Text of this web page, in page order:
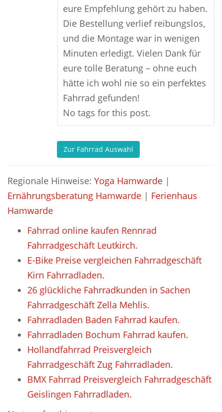
eure Empfehlung gehört zu haben.
Die Bestellung verlief reibungslos,
und die Montage war in wenigen
Minuten erledigt. Vielen Dank für
eure tolle Beratung – ohne euch
hätte ich wohl nie so ein perfektes
Fahrrad gefunden!
No tags for this post.
Zur Fahrrad Auswahl
Regionale Hinweise: Yoga Hamwarde |
Ernährungsberatung Hamwarde | Ferienhaus
Hamwarde
Fahrrad online kaufen Rennrad
Fahrradgeschäft Leutkirch.
E-Bike Preise vergleichen Fahrradgeschäft
Kirn Fahrradladen.
26 glückliche Fahrradkunden in Sachen
Fahrradgeschäft Zella Mehlis.
Fahrradladen Baden Fahrrad kaufen.
Fahrradladen Bochum Fahrrad kaufen.
Hollandfahrrad Preisvergleich
Fahrradgeschäft Zug Fahrradladen.
BMX Fahrrad Preisvergleich Fahrradgeschäft
Geislingen Fahrradladen.